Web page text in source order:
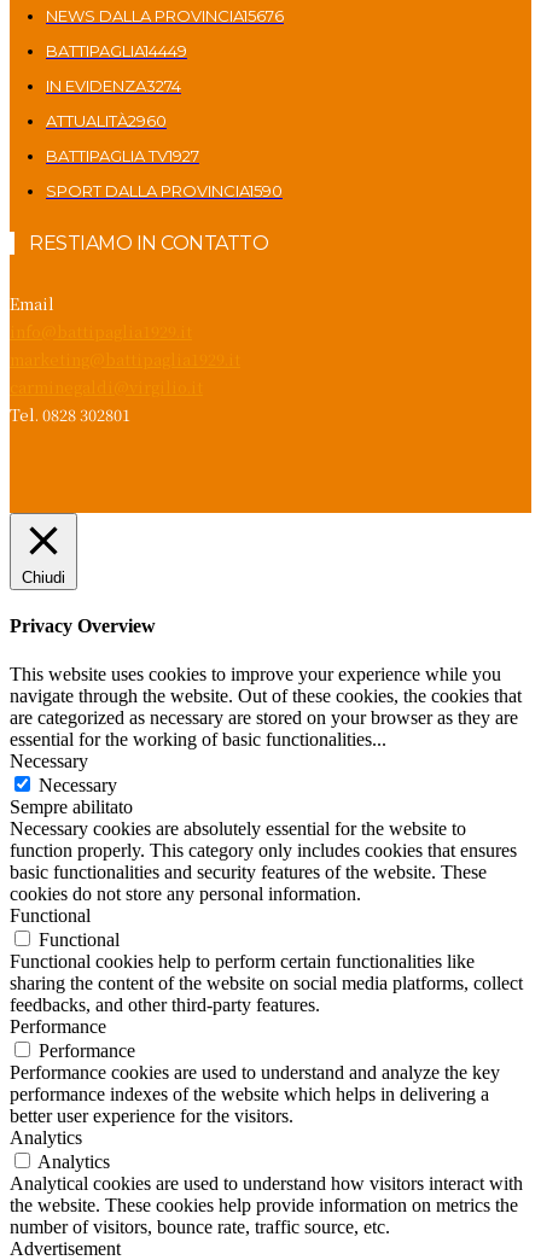
NEWS DALLA PROVINCIA15676
BATTIPAGLIA14449
IN EVIDENZA3274
ATTUALITÀ2960
BATTIPAGLIA TV1927
SPORT DALLA PROVINCIA1590
RESTIAMO IN CONTATTO
Email
Tel. 0828 302801
Chiudi
Privacy Overview
This website uses cookies to improve your experience while you
navigate through the website. Out of these cookies, the cookies that
are categorized as necessary are stored on your browser as they are
essential for the working of basic functionalities...
Necessary
Necessary
Sempre abilitato
Necessary cookies are absolutely essential for the website to
function properly. This category only includes cookies that ensures
basic functionalities and security features of the website. These
cookies do not store any personal information.
Functional
Functional
Functional cookies help to perform certain functionalities like
sharing the content of the website on social media platforms, collect
feedbacks, and other third-party features.
Performance
Performance
Performance cookies are used to understand and analyze the key
performance indexes of the website which helps in delivering a
better user experience for the visitors.
Analytics
Analytics
Analytical cookies are used to understand how visitors interact with
the website. These cookies help provide information on metrics the
number of visitors, bounce rate, traffic source, etc.
Advertisement